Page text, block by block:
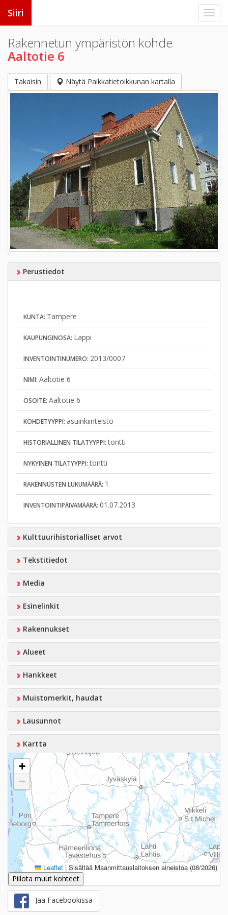
Siiri
Rakennetun ympäristön kohde
Aaltotie 6
Takaisin Näytä Paikkatietoikkunan kartalla
Perustiedot
KUNTA: Tampere
KAUPUNGINOSA: Lappi
INVENTOINTINUMERO: 2013/0007
NIMI: Aaltotie 6
OSOITE: Aaltotie 6
KOHDETYYPPI: asuinkiinteistö
HISTORIALLINEN TILATYYPPI:tontti
NYKYINEN TILATYYPPI:tontti
RAKENNUSTEN LUKUMÄÄRÄ: 1
INVENTOINTIPÄIVÄMÄÄRÄ: 01.07.2013
Kulttuurihistorialliset arvot
Tekstitiedot
Media
Esinelinkit
Rakennukset
Alueet
Hankkeet
Muistomerkit, haudat
Lausunnot
Kartta
+
−
Leaflet | Sisältää Maanmittauslaitoksen aineistoa (08/2026)
Piilota muut kohteet
Jaa Facebookissa